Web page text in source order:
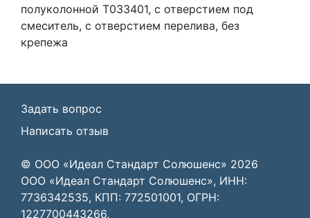
полуколонной T033401, с отверстием под
смеситель, с отверстием перелива, без
крепежа
Задать вопрос
Написать отзыв
© ООО «Идеал Стандарт Солюшенс» 2026
ООО «Идеал Стандарт Солюшенс», ИНН:
7736342535, КПП: 772501001, ОГРН:
1227700443266,